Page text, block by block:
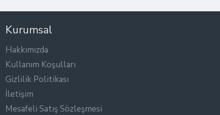
Kurumsal
Hakkımızda
Kullanım Koşulları
Gizlilik Politikası
İletişim
Mesafeli Satış Sözleşmesi